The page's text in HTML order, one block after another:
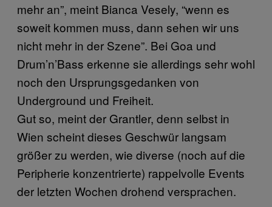
mehr an”, meint Bianca Vesely, “wenn es
soweit kommen muss, dann sehen wir uns
nicht mehr in der Szene”. Bei Goa und
Drum’n’Bass erkenne sie allerdings sehr wohl
noch den Ursprungsgedanken von
Underground und Freiheit.
Gut so, meint der Grantler, denn selbst in
Wien scheint dieses Geschwür langsam
größer zu werden, wie diverse (noch auf die
Peripherie konzentrierte) rappelvolle Events
der letzten Wochen drohend versprachen.